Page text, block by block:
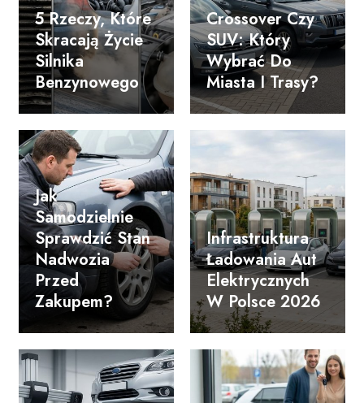
5 Rzeczy, Które
Skracają Życie
Silnika
Benzynowego
Crossover Czy
SUV: Który
Wybrać Do
Miasta I Trasy?
Jak
Samodzielnie
Sprawdzić Stan
Nadwozia
Przed
Zakupem?
Infrastruktura
Ładowania Aut
Elektrycznych
W Polsce 2026